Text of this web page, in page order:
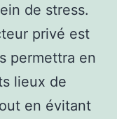
de stress.
privé est
permettra en
lieux de
en évitant